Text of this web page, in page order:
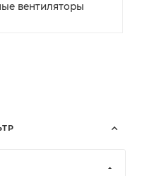
вентиляторы